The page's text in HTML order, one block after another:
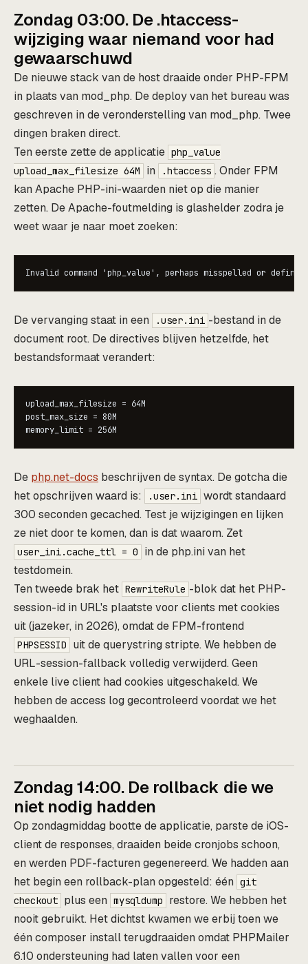
Zondag 03:00. De .htaccess-
wijziging waar niemand voor had
gewaarschuwd
De nieuwe stack van de host draaide onder PHP-FPM
in plaats van mod_php. De deploy van het bureau was
geschreven in de veronderstelling van mod_php. Twee
dingen braken direct.
Ten eerste zette de applicatie php_value
upload_max_filesize 64M
in .htaccess . Onder FPM
kan Apache PHP-ini-waarden niet op die manier
zetten. De Apache-foutmelding is glashelder zodra je
weet waar je naar moet zoeken:
De vervanging staat in een .user.ini -bestand in de
document root. De directives blijven hetzelfde, het
bestandsformaat verandert:
upload_max_filesize = 64M
post_max_size = 80M
De php.net-docs beschrijven de syntax. De gotcha die
het opschrijven waard is:
.user.ini wordt standaard
300 seconden gecached. Test je wijzigingen en lijken
ze niet door te komen, dan is dat waarom. Zet
user_ini.cache_ttl = 0
in de php.ini van het
testdomein.
Ten tweede brak het RewriteRule -blok dat het PHP-
session-id in URL's plaatste voor clients met cookies
uit (jazeker, in 2026), omdat de FPM-frontend
PHPSESSID
uit de querystring stripte. We hebben de
URL-session-fallback volledig verwijderd. Geen
enkele live client had cookies uitgeschakeld. We
hebben de access log gecontroleerd voordat we het
weghaalden.
Zondag 14:00. De rollback die we
niet nodig hadden
Op zondagmiddag bootte de applicatie, parste de iOS-
client de responses, draaiden beide cronjobs schoon,
en werden PDF-facturen gegenereerd. We hadden aan
het begin een rollback-plan opgesteld: één git
checkout plus een mysqldump
restore. We hebben het
nooit gebruikt. Het dichtst kwamen we erbij toen we
één composer install terugdraaiden omdat PHPMailer
6.10 ondersteuning had laten vallen voor een